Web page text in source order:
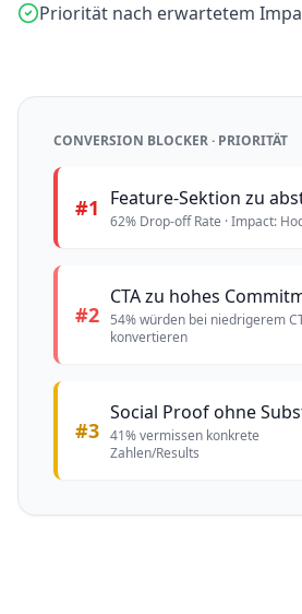
CONVERSION BLOCKER · PRIORITÄT
#1 Feature-Sektion zu
62% Drop-off Rate · Impact:
#2
CTA zu hohes
54% würden bei niedrigerem
konvertieren
#3
Social Proof ohne
41% vermissen konkrete
Zahlen/Results
Priorität nach erwartetem